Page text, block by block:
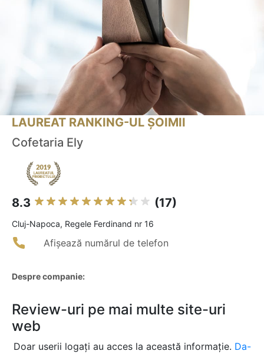
LAUREAT RANKING-UL ȘOIMII
Cofetaria Ely
8.3 (17)
Cluj-Napoca, Regele Ferdinand nr 16
Afișează numărul de telefon
Despre companie:
Review-uri pe mai multe site-uri
web
Doar userii logați au acces la această informație. Da-